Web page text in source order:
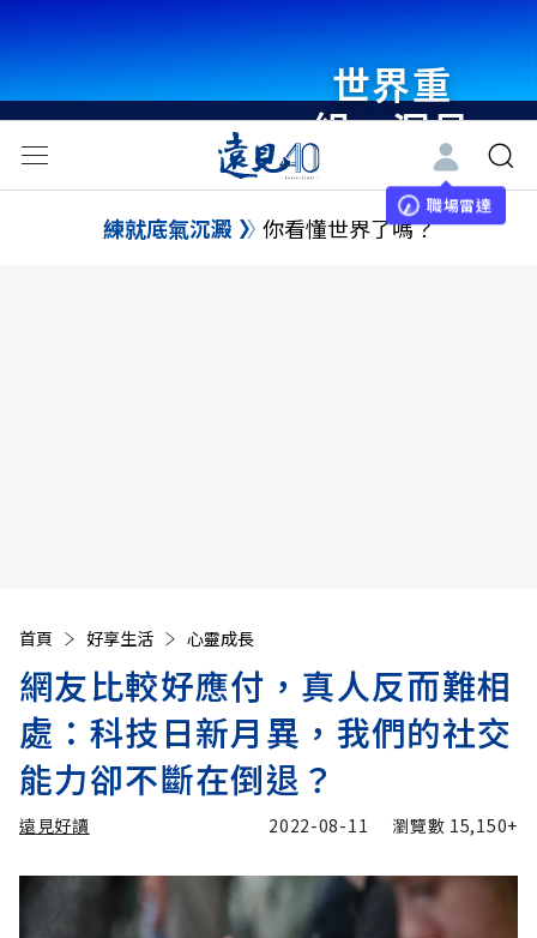
世界重
組・洞見
未來 與
世界領袖
職場雷達
練就底氣沉澱 你看懂世界了嗎？
首頁 好享生活 心靈成長
網友比較好應付，真人反而難相
處：科技日新月異，我們的社交
能力卻不斷在倒退？
遠見好讀 2022-08-11 瀏覽數 15,150+